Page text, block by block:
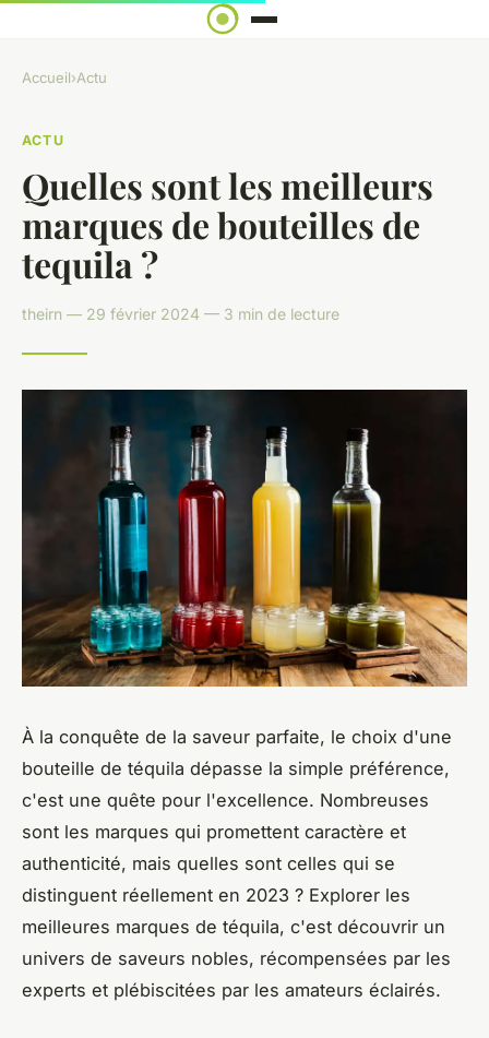
Accueil›Actu
ACTU
Quelles sont les meilleurs
marques de bouteilles de
tequila ?
theirn — 29 février 2024 — 3 min de lecture
À la conquête de la saveur parfaite, le choix d'une
bouteille de téquila dépasse la simple préférence,
c'est une quête pour l'excellence. Nombreuses
sont les marques qui promettent caractère et
authenticité, mais quelles sont celles qui se
distinguent réellement en 2023 ? Explorer les
meilleures marques de téquila, c'est découvrir un
univers de saveurs nobles, récompensées par les
experts et plébiscitées par les amateurs éclairés.